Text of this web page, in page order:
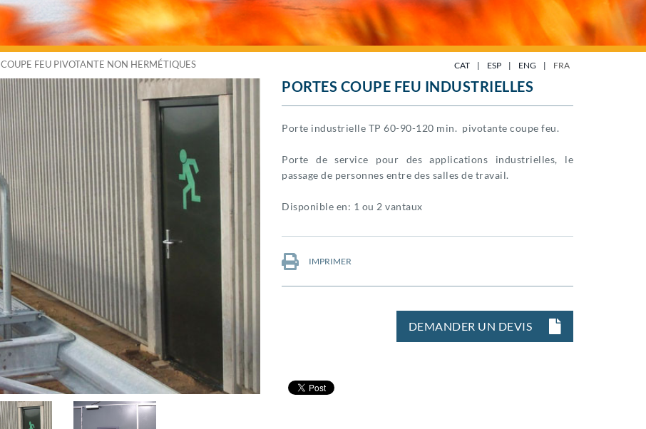
COUPE FEU PIVOTANTE NON HERMÉTIQUES CAT | ESP | ENG | FRA
PORTES COUPE FEU INDUSTRIELLES
Porte industrielle TP 60-90-120 min. pivotante coupe feu.
Porte de service pour des applications industrielles, le
passage de personnes entre des salles de travail.
Disponible en: 1 ou 2 vantaux
IMPRIMER
DEMANDER UN DEVIS